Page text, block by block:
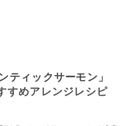
ティックサーモン」
すめアレンジレシピ